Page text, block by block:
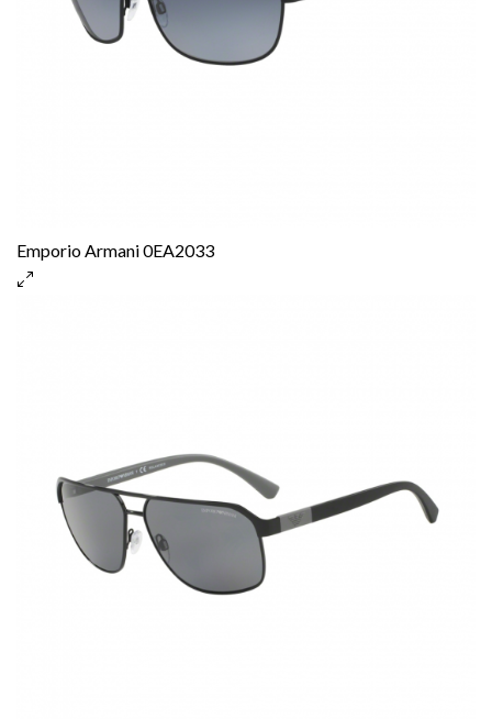
Emporio Armani 0EA2033